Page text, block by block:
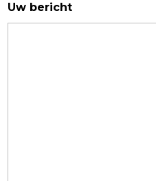
Uw bericht